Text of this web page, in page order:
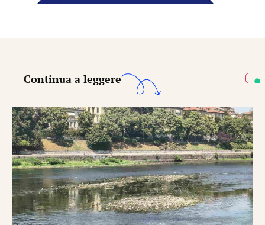
Continua a leggere